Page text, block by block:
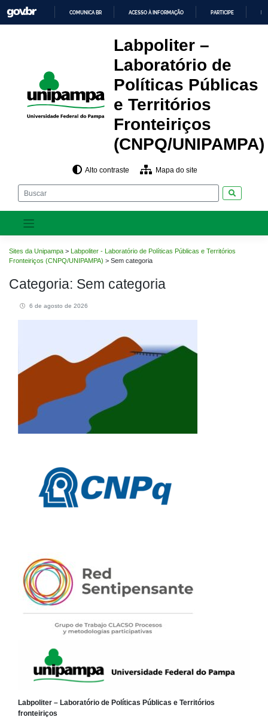
para
o
O
CONTEÚDO
COMUNICA BR ACESSO À INFORMAÇÃO PARTICIPE
Labpoliter –
Laboratório de
Políticas Públicas
e Territórios
Fronteiriços
(CNPQ/UNIPAMPA)
Alto contraste Mapa do site
Sites da Unipampa > Labpoliter - Laboratório de Políticas Públicas e Territórios
Fronteiriços (CNPQ/UNIPAMPA) > Sem categoria
Categoria: Sem categoria
6 de agosto de 2026
Labpoliter – Laboratório de Políticas Públicas e Territórios
fronteiriços